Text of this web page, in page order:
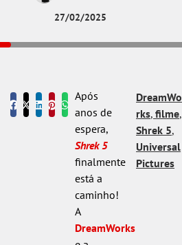
27/02/2025
Após
anos de
espera,
Shrek 5
finalmente
está a
caminho!
A
DreamWorks
DreamWo
rks,filme,
Shrek 5,
Universal
Pictures